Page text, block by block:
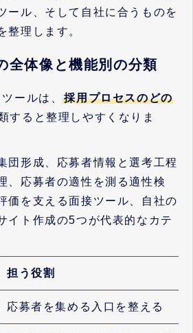
ール、そして自社に合うものを
整理します。
全体像と機能別の分類
ールは、採用プロセスのどの
すると整理しやすくなりま
団形成、応募者情報と選考工程
、応募者の適性を測る適性検
価を支える面接ツール、自社の
イト作成の5つが代表的なカテ
担う役割
応募者を集める入口を整える